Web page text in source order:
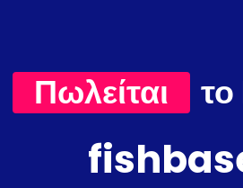
Πωλείται